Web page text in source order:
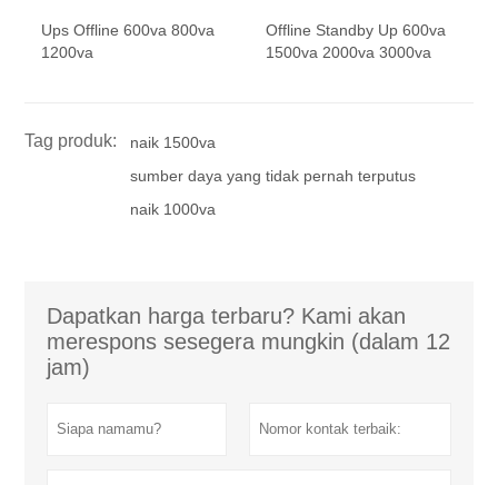
Ups Offline 600va 800va
1200va
Offline Standby Up 600va
1500va 2000va 3000va
Tag produk:
naik 1500va
sumber daya yang tidak pernah terputus
naik 1000va
Dapatkan harga terbaru? Kami akan
merespons sesegera mungkin (dalam 12
jam)